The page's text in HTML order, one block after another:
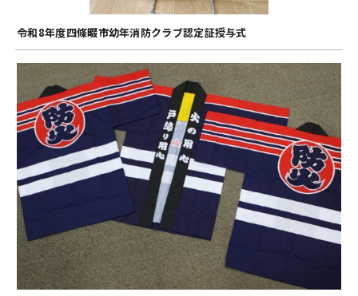
令和8年度四條畷市幼年消防クラブ認定証授与式